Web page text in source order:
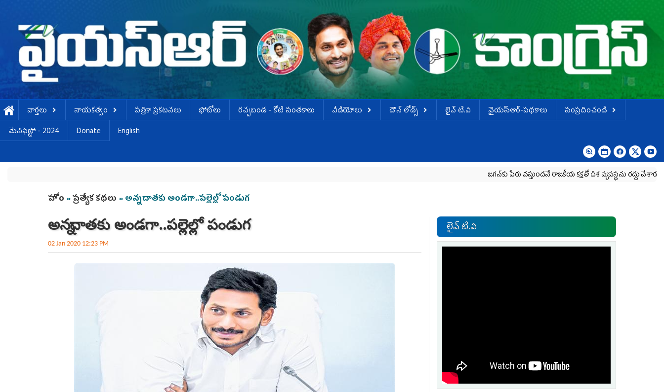
వార్తలు నాయకత్వం పత్రికా ప్రకటనలు ఫోటోలు ర‌చ్చ‌బండ‌ - కోటి సంత‌కాలు వీడియోలు డౌన్ లోడ్స్ లైవ్ టి.వి వైయస్ఆర్-పథకాలు
సంప్రదించండి
మేనిఫెస్టో - 2024
Donate English
జగన్‌కు పేరు వస్తుందనే రాజకీయ కక్షతో దిశ వ్య‌వ‌స్థ‌ను రద్దు చేశారు కృష్ణా
You are here
హోం »ప్రత్యేక కథలు » అన్నదాతకు అండగా..పల్లెల్లో పండుగ
అన్నదాతకు అండగా..పల్లెల్లో పండుగ
02 Jan 2020 12:23 PM
లైవ్ టి.వి